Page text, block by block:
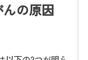
の原因